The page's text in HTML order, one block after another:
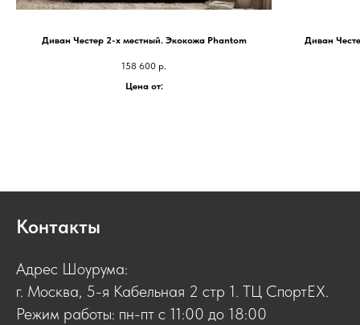
Диван Честер 2-х местный. Экокожа Phantom
158 600 р.
Цена от:
Диван
Контакты
Адрес Шоурума:
г. Москва, 5-я Кабельная 2 стр 1. ТЦ СпортЕХ.
Режим работы: пн-пт с 11:00 до 18:00